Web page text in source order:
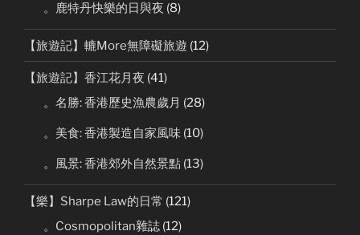
。鹿特丹快樂的日與夜 (8)
【旅遊記】轆More無障礙旅遊 (12)
【旅遊記】香江花月夜 (41)
。名勝: 香港歷史漁農歲月 (28)
。美食: 香港製造自家風味 (10)
。風景: 香港郊外自然景點 (13)
【樂】Sharpe Law的日常 (121)
。Cosmopolitan雜誌 (12)